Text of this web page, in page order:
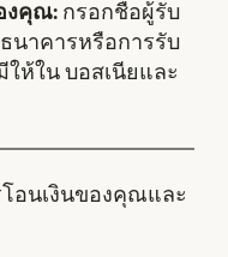
งคุณ: กรอกชื่อผู้รับ
นาคารหรือการรับ
ให้ใน บอสเนียและ
อนเงินของคุณและ